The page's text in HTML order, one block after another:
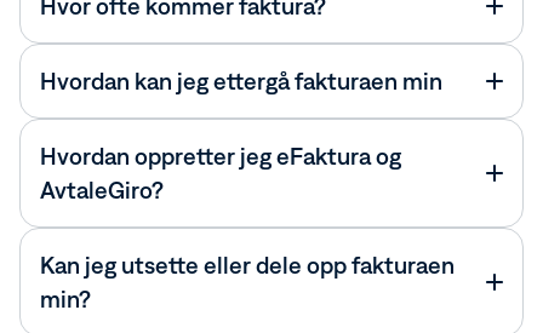
Hvor ofte kommer faktura?
Hvordan kan jeg ettergå fakturaen min
Hvordan oppretter jeg eFaktura og
AvtaleGiro?
Kan jeg utsette eller dele opp fakturaen
min?